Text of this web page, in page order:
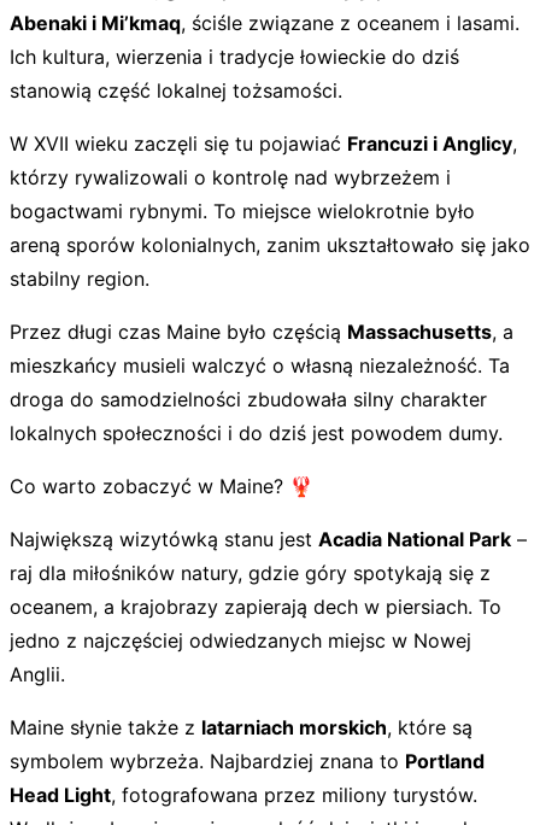
Abenaki i Mi’kmaq, ściśle związane z oceanem i lasami.
Ich kultura, wierzenia i tradycje łowieckie do dziś
stanowią część lokalnej tożsamości.
W XVII wieku zaczęli się tu pojawiać Francuzi i Anglicy,
którzy rywalizowali o kontrolę nad wybrzeżem i
bogactwami rybnymi. To miejsce wielokrotnie było
areną sporów kolonialnych, zanim ukształtowało się jako
stabilny region.
Przez długi czas Maine było częścią Massachusetts, a
mieszkańcy musieli walczyć o własną niezależność. Ta
droga do samodzielności zbudowała silny charakter
lokalnych społeczności i do dziś jest powodem dumy.
Co warto zobaczyć w Maine? 🦞
Największą wizytówką stanu jest Acadia National Park –
raj dla miłośników natury, gdzie góry spotykają się z
oceanem, a krajobrazy zapierają dech w piersiach. To
jedno z najczęściej odwiedzanych miejsc w Nowej
Anglii.
Maine słynie także z latarniach morskich, które są
symbolem wybrzeża. Najbardziej znana to Portland
Head Light, fotografowana przez miliony turystów.